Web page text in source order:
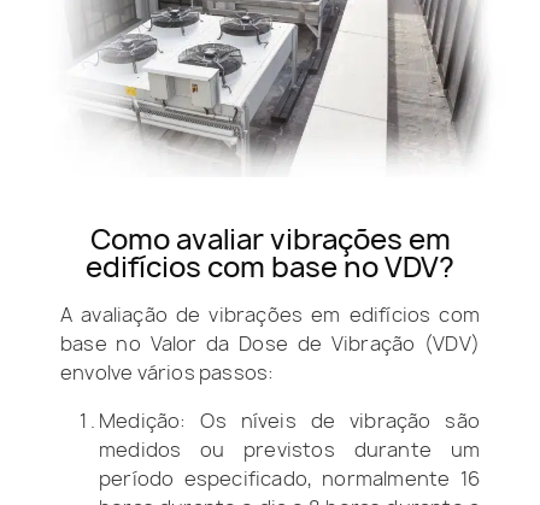
Como avaliar vibrações em
edifícios com base no VDV?
A avaliação de vibrações em edifícios com
base no Valor da Dose de Vibração (VDV)
envolve vários passos:
Medição: Os níveis de vibração são
medidos ou previstos durante um
período especificado, normalmente 16